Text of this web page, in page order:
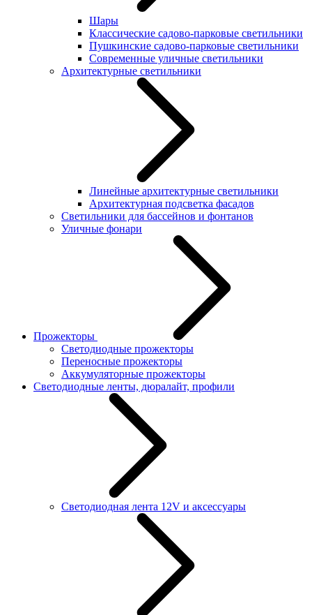
Шары
Классические садово-парковые светильники
Пушкинские садово-парковые светильники
Современные уличные светильники
Архитектурные светильники
Линейные архитектурные светильники
Архитектурная подсветка фасадов
Светильники для бассейнов и фонтанов
Уличные фонари
Прожекторы
Светодиодные прожекторы
Переносные прожекторы
Аккумуляторные прожекторы
Светодиодные ленты, дюралайт, профили
Светодиодная лента 12V и аксессуары